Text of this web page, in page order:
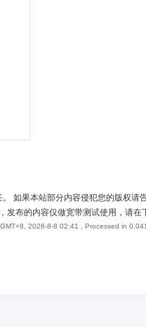
如果本站部分内容侵犯您的版权请
发布的内容仅做宽带测试使用，请在
GMT+8, 2026-8-8 02:41 , Processed in